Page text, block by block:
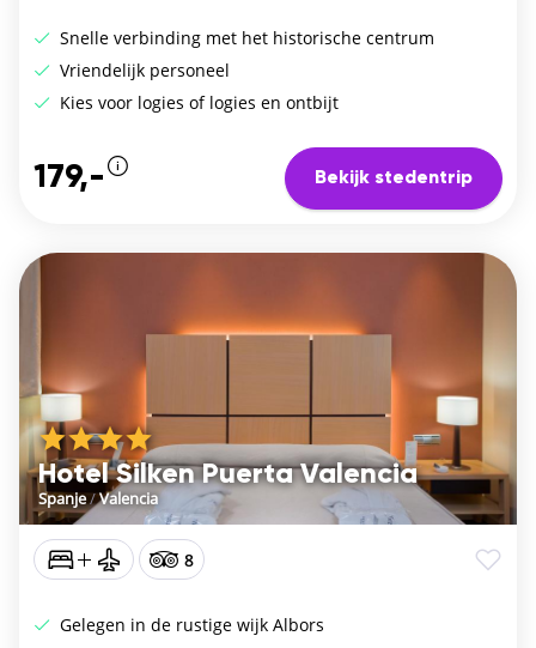
Snelle verbinding met het historische centrum
Vriendelijk personeel
Kies voor logies of logies en ontbijt
179,- Bekijk stedentrip
Hotel Silken Puerta Valencia
Spanje/Valencia
8
Gelegen in de rustige wijk Albors